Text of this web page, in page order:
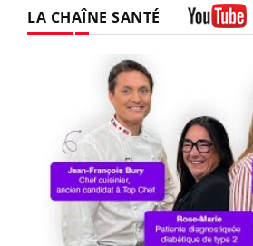
LA CHAÎNE SANTÉ